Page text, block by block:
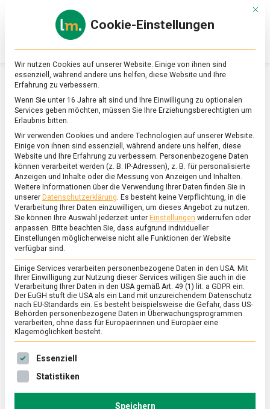
Online-
Magazin
zu
&
Ernährung
SCHLAGWORT:TEE-REPORT
ERNÄHRUNG & GESUNDHEIT /FEATURED
Der Solidität verpflichtet: Thiele Tee
20. Mai 2026 Johannes
Der
Als Beispiel für das Ideal der ehrbaren
Kaufmannsfamilie erinnert THIELE TEE schon ein
Mit
Cookie-Einstellungen
Wir nutzen Cookies auf unserer Website. Einige von ihnen sind
essenziell, während andere uns helfen, diese Website und Ihre
Erfahrung zu verbessern.
Wenn Sie unter 16 Jahre alt sind und Ihre Einwilligung zu optionalen
Services geben möchten, müssen Sie Ihre Erziehungsberechtigten um
Erlaubnis bitten.
Wir verwenden Cookies und andere Technologien auf unserer Website.
Einige von ihnen sind essenziell, während andere uns helfen, diese
Website und Ihre Erfahrung zu verbessern. Personenbezogene Daten
können verarbeitet werden (z. B. IP-Adressen), z. B. für personalisierte
Anzeigen und Inhalte oder die Messung von Anzeigen und Inhalten.
Weitere Informationen über die Verwendung Ihrer Daten finden Sie in
unserer Datenschutzerklärung. Es besteht keine Verpflichtung, in die
Verarbeitung Ihrer Daten einzuwilligen, um dieses Angebot zu nutzen.
Sie können Ihre Auswahl jederzeit unter Einstellungen widerrufen oder
anpassen. Bitte beachten Sie, dass aufgrund individueller
Einstellungen möglicherweise nicht alle Funktionen der Website
verfügbar sind.
Einige Services verarbeiten personenbezogene Daten in den USA. Mit
Ihrer Einwilligung zur Nutzung dieser Services willigen Sie auch in die
Verarbeitung Ihrer Daten in den USA gemäß Art. 49 (1) lit. a GDPR ein.
Der EuGH stuft die USA als ein Land mit unzureichendem Datenschutz
nach EU-Standards ein. Es besteht beispielsweise die Gefahr, dass US-
Behörden personenbezogene Daten in Überwachungsprogrammen
verarbeiten, ohne dass für Europäerinnen und Europäer eine
Klagemöglichkeit besteht.
Es folgt eine Liste der Service-Gruppen, für die eine
Essenziell
Statistiken
Speichern